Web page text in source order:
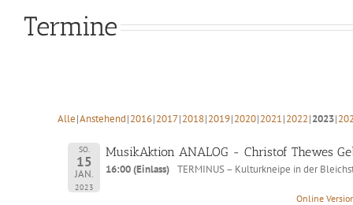
Termine
Alle Anstehend 2016 2017 2018 2019 2020 2021 2022 2023
SO.
15
JAN.
2023
MusikAktion ANALOG - Christof Thewes
16:00 (Einlass) TERMINUS – Kulturkneipe in der
Online